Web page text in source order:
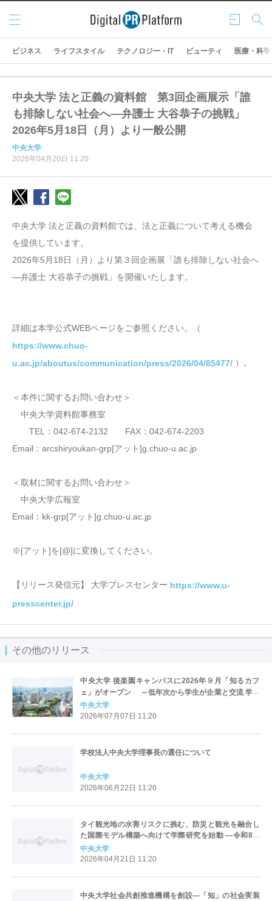
ログ
イン
検索
メニ
ュー
ビジネス ライフスタイル テクノロジー・IT ビューティ 医療・科学
中央大学 法と正義の資料館 第3回企画展示「誰
も排除しない社会へ―弁護士 大谷恭子の挑戦」
2026年5月18日（月）より一般公開
中央大学
2026年04月20日 11:20
中央大学 法と正義の資料館では、法と正義について考える機会
を提供しています。
2026年5月18日（月）より第３回企画展「誰も排除しない社会へ
―弁護士 大谷恭子の挑戦」を開催いたします。
詳細は本学公式WEBページをご参照ください。（
https://www.chuo-
u.ac.jp/aboutus/communication/press/2026/04/85477/ ）。
＜本件に関するお問い合わせ＞
中央大学資料館事務室
TEL：042-674-2132 FAX：042-674-2203
Email：arcshiryoukan-grp[アット]g.chuo-u.ac.jp
＜取材に関するお問い合わせ＞
中央大学広報室
Email：kk-grp[アット]g.chuo-u.ac.jp
※[アット]を[@]に変換してください。
【リリース発信元】 大学プレスセンター https://www.u-
presscenter.jp/
その他のリリース
中央大学 後楽園キャンパスに2026年９月「知るカフ
ェ」がオープン ～低年次から学生が企業と交流 学生
の将来の選択肢を広げる～
中央大学
2026年07月07日 11:20
学校法人中央大学理事長の選任について
中央大学
2026年06月22日 11:20
タイ観光地の水害リスクに挑む、防災と観光を融合し
た国際モデル構築へ向けて学際研究を始動 ―令和8年
度JST 地球規模課題対応国際科学技術協力プログラム
（SATREPS）の新規研究課題に採択―
中央大学
2026年04月21日 11:20
中央大学社会共創推進機構を創設―「知」の社会実装